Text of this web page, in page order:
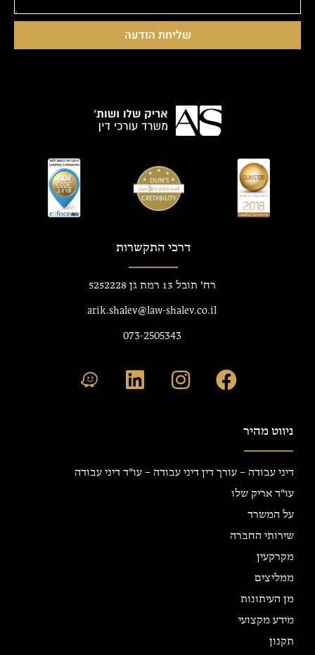
שליחת הודעה
דרכי התקשרות
רח' תובל 13 רמת גן 5252228
arik.shalev@law-shalev.co.il
073-2505343
ניווט מהיר
דיני עבודה – עורך דין דיני עבודה – עו"ד דיני עבודה
עו"ד אריק שלו
על המשרד
שירותי החברה
מקרקעין
ממליצים
מן העיתונות
מידע מקצועי
תקנון